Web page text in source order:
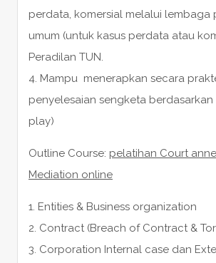
perdata, komersial melalui lembaga
umum (untuk kasus perdata atau
Peradilan TUN.
4. Mampu menerapkan secara
penyelesaian sengketa berdasarkan
play)
Outline Course: pelatihan Court
Mediation online
1. Entities & Business organization
2. Contract (Breach of Contract &
3. Corporation Internal case dan